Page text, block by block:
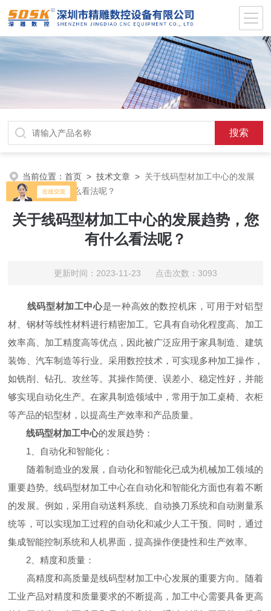
当前位置：首页 >技术文章 > 关于线码型材加工中心的发展
趋势，您有什么看法呢？
关于线码型材加工中心的发展趋势，您
有什么看法呢？
更新时间：2023-11-23 点击次数：3093
线码型材加工中心是一种高效的数控机床，可用于对铝型
材、钢材等线性材料进行精密加工。它具有自动化程度高、加工
效率高、加工精度高等优点，因此被广泛应用于家具制造、建筑
装饰、汽车制造等行业。采用数控技术，可实现多种加工操作，
如铣削、钻孔、攻丝等。其操作简便、误差小、稳定性好，并能
够实现自动化生产。在家具制造领域中，常用于加工桌椅、衣柜
等产品的铝型材，以提高生产效率和产品质量。
线码型材加工中心的发展趋势：
1、自动化和智能化：
随着制造业的发展，自动化和智能化已成为机械加工领域的
重要趋势。线码型材加工中心在自动化和智能化方面也有着不断
的发展。例如，采用自动送料系统、自动换刀系统和自动测量系
统等，可以实现加工过程的自动化和减少人工干预。同时，通过
集成智能控制系统和人机界面，提高操作便捷性和生产效率。
2、精度和质量：
高精度和高质量是线码型材加工中心发展的重要方向。随着
工业产品对精度和质量要求的不断提高，加工中心需要具备更高